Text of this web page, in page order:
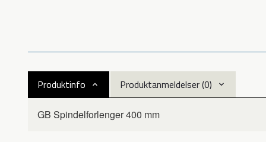
Produktinfo Produktanmeldelser (0)
GB Spindelforlenger 400 mm